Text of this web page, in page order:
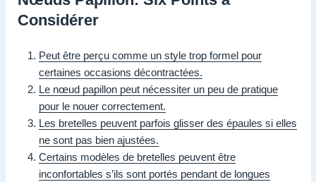
Considérer
Peut être perçu comme un style trop formel pour
certaines occasions décontractées.
Le nœud papillon peut nécessiter un peu de pratique
pour le nouer correctement.
Les bretelles peuvent parfois glisser des épaules si elles
ne sont pas bien ajustées.
Certains modèles de bretelles peuvent être
inconfortables s’ils sont portés pendant de longues